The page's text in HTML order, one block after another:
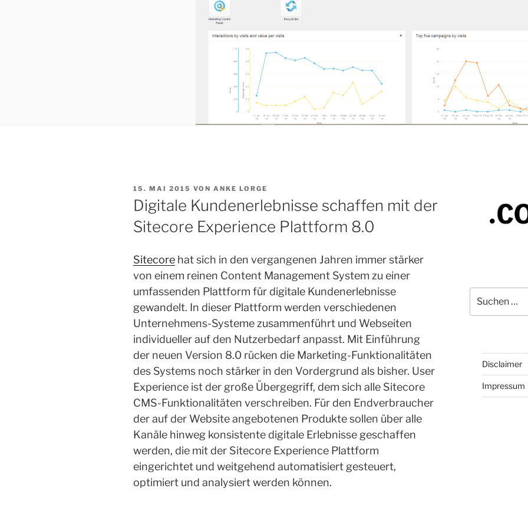
VERÖFFENTLICHT
AM
15. MAI 2015 VON ANKE LORGE
Digitale Kundenerlebnisse schaffen mit der
Sitecore Experience Plattform 8.0
Sitecore hat sich in den vergangenen Jahren immer stärker
von einem reinen Content Management System zu einer
umfassenden Plattform für digitale Kundenerlebnisse
gewandelt. In dieser Plattform werden verschiedenen
Unternehmens-Systeme zusammenführt und Webseiten
individueller auf den Nutzerbedarf anpasst. Mit Einführung
der neuen Version 8.0 rücken die Marketing-Funktionalitäten
des Systems noch stärker in den Vordergrund als bisher. User
Experience ist der große Übergegriff, dem sich alle Sitecore
CMS-Funktionalitäten verschreiben. Für den Endverbraucher
der auf der Website angebotenen Produkte sollen über alle
Kanäle hinweg konsistente digitale Erlebnisse geschaffen
werden, die mit der Sitecore Experience Plattform
eingerichtet und weitgehend automatisiert gesteuert,
optimiert und analysiert werden können.
nach:
Disclaimer
Impressum